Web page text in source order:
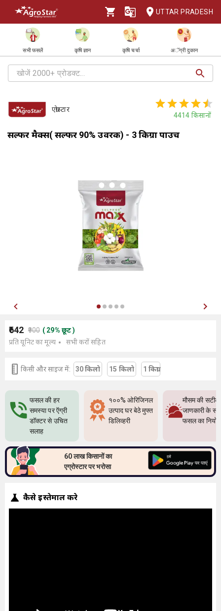
UTTAR PRADESH
सभी फसलें कृषि ज्ञान कृषि चर्चा अॅग्री दुकान
एग्रोस्टार
4414 किसानों
सल्फर मैक्स( सल्फर 90% उर्वरक) - 3 किग्रा पाउच
₹642 ₹900 ( 29% छूट)
प्रति यूनिट का मूल्य
सभी करों सहित
किसी और साइज में: 30 किलो 15 किलो 1 किग्रा
फसल की हर
समस्या पर ऍग्री
डॉक्टर से उचित
सलाह
१००% ओरिजिनल
उत्पाद घर बेठे मुफ्त
डिलिव्हरी
मौसम की सटीक
जाणकारी के
फसल का
60 लाख किसानों का
एग्रोस्टार पर भरोसा
कैसे इस्तेमाल करे